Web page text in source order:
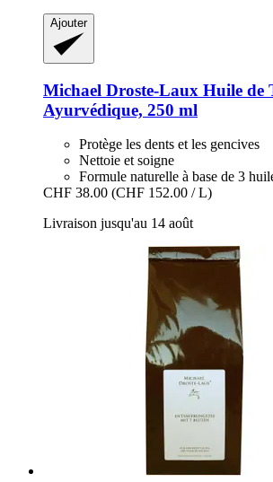
Ajouter
Michael Droste-Laux Huile de
Ayurvédique, 250 ml
Protège les dents et les gencives
Nettoie et soigne
Formule naturelle à base de 3
CHF 38.00 (CHF 152.00 / L)
Livraison jusqu'au 14 août